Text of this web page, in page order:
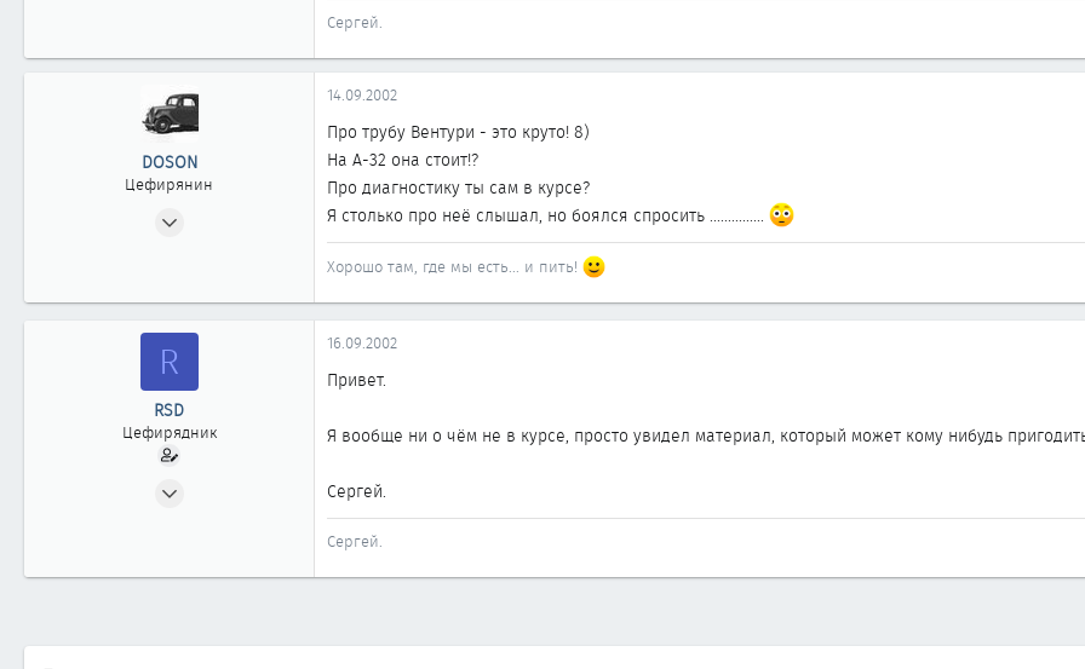
Сергей.
DOSON
Цефирянин
361
14.09.2002
Про трубу Вентури - это круто! 8)
На A-32 она стоит!?
Про диагностику ты сам в курсе?
Я столько про неё слышал, но боялся спросить ...............
Хорошо там, где мы есть... и пить!
R
RSD
Цефирядник
61
16.09.2002
Привет.
Я вообще ни о чём не в курсе, просто увидел материал, который может кому нибудь
Сергей.
Сергей.